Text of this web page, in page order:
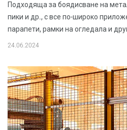
Подходяща за боядисване на
пики и др., с все по-широко
парапети, рамки на огледала и
24.06.2024